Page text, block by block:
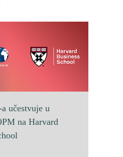
učestvuje u
na Harvard